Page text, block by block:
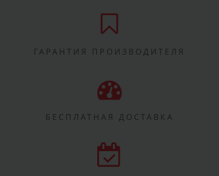
ГАРАНТИЯ ПРОИЗВОДИТЕЛЯ
БЕСПЛАТНАЯ ДОСТАВКА